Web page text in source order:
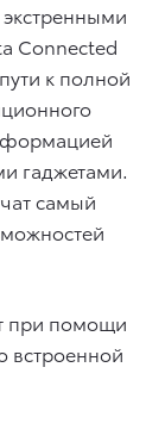
Connected
к полной
гаджетами.
самый
при помощи
встроенной